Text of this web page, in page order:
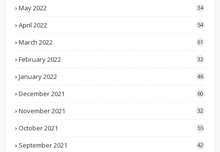
May 2022 34
April 2022 54
March 2022 61
February 2022 32
January 2022 46
December 2021 60
November 2021 32
October 2021 55
September 2021 42